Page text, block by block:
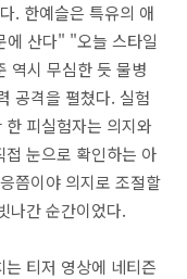
. 한예슬은 특유의 애
에 산다" "오늘 스타일
역시 무심한 듯 물병
공격을 펼쳤다. 실험
피실험자는 의지와
눈으로 확인하는 아
쯤이야 의지로 조절할
나간 순간이었다.
티저 영상에 네티즌